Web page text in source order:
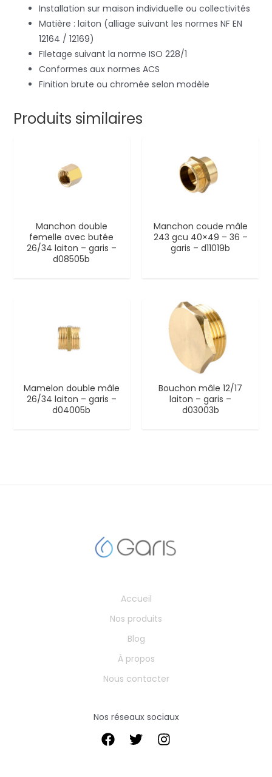
Installation sur maison individuelle ou collectivités
Matière : laiton (alliage suivant les normes NF EN
12164 / 12169)
FIletage suivant la norme ISO 228/1
Conformes aux normes ACS
Finition brute ou chromée selon modèle
Produits similaires
Manchon double
femelle avec butée
26/34 laiton – garis –
d08505b
Manchon coude mâle
243 gcu 40×49 – 36 –
garis – d11019b
Mamelon double mâle
26/34 laiton – garis –
d04005b
Bouchon mâle 12/17
laiton – garis –
d03003b
Accueil
Nos produits
Blog
À propos
Nous contacter
Nos réseaux sociaux